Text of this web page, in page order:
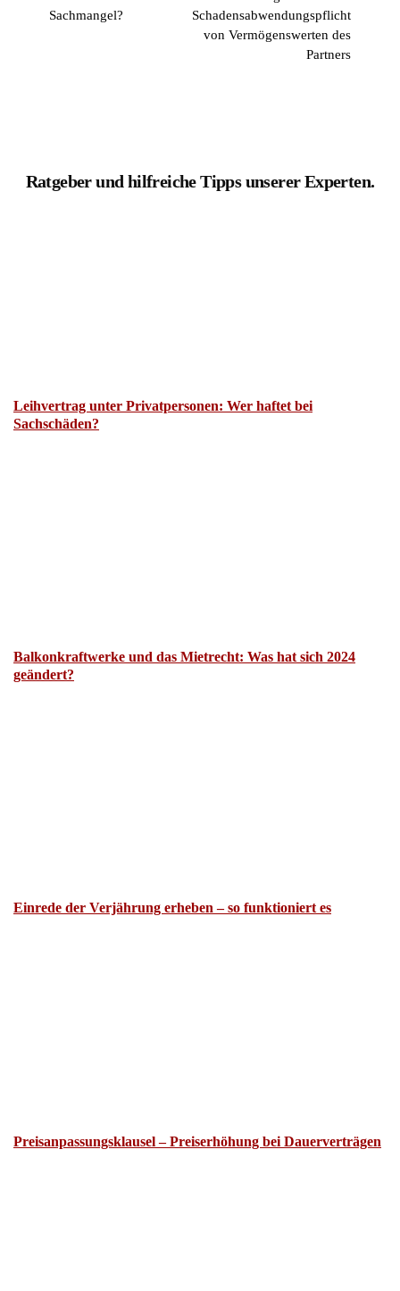
Sachmangel?
Schadensabwendungspflicht
von Vermögenswerten des
Partners
Ratgeber und hilfreiche Tipps unserer Experten.
Leihvertrag unter Privatpersonen: Wer haftet bei
Sachschäden?
Balkonkraftwerke und das Mietrecht: Was hat sich 2024
geändert?
Einrede der Verjährung erheben – so funktioniert es
Preisanpassungsklausel – Preiserhöhung bei Dauerverträgen